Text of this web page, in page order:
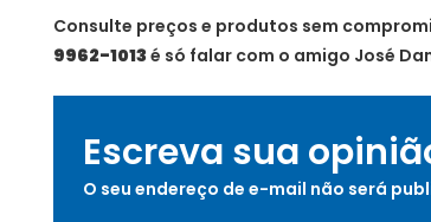
Consulte preços e produtos sem
9962-1013 é só falar com o amigo José
Escreva sua
O seu endereço de e-mail não será